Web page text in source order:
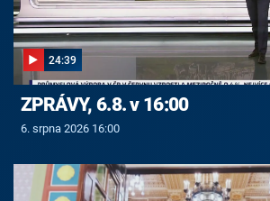
24:39
ZPRÁVY, 6.8. v 16:00
6. srpna 2026 16:00